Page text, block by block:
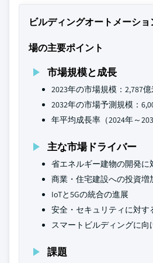
ビルディングオートメーシ
場の主要ポイント
市場規模と成長
2023年の市場規模：2,787
2032年の市場予測規模：
年平均成長率（2024年～
主な市場ドライバー
省エネルギー建物の開発に
商業・住宅建設への投資増
IoTと5Gの統合の進展
安全・セキュリティに対す
スマートビルディングに向
課題